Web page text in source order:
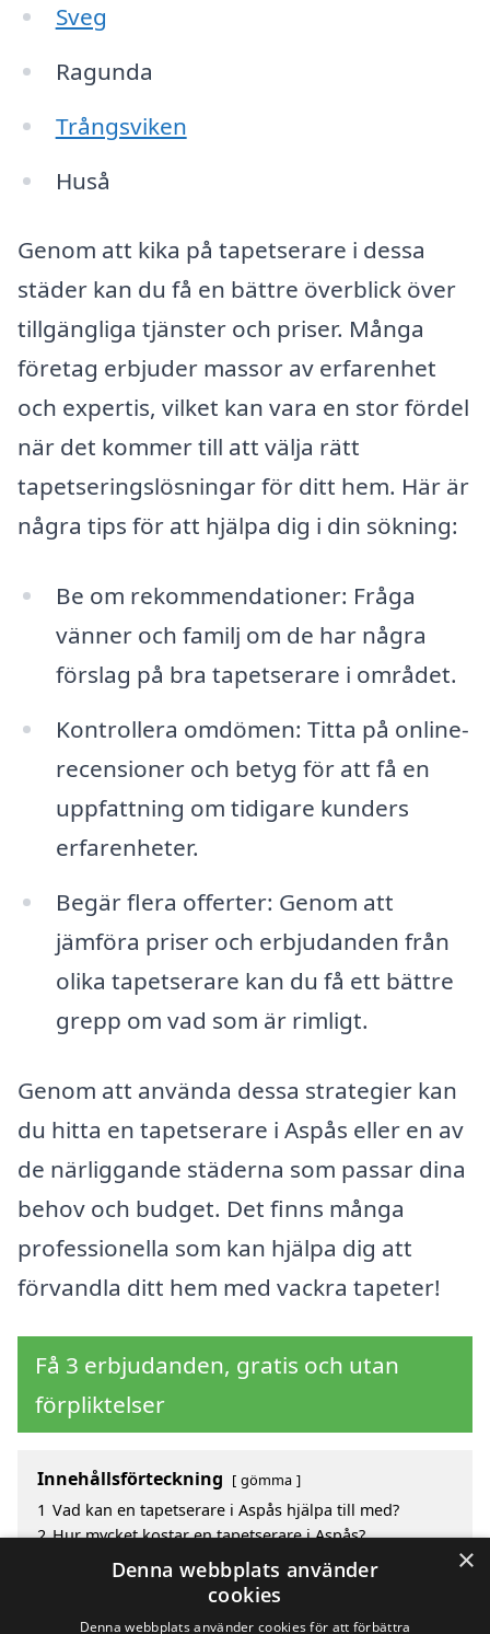
Sveg
Ragunda
Trångsviken
Huså
Genom att kika på tapetserare i dessa
städer kan du få en bättre överblick över
tillgängliga tjänster och priser. Många
företag erbjuder massor av erfarenhet
och expertis, vilket kan vara en stor fördel
när det kommer till att välja rätt
tapetseringslösningar för ditt hem. Här är
några tips för att hjälpa dig i din sökning:
Be om rekommendationer: Fråga
vänner och familj om de har några
förslag på bra tapetserare i området.
Kontrollera omdömen: Titta på online-
recensioner och betyg för att få en
uppfattning om tidigare kunders
erfarenheter.
Begär flera offerter: Genom att
jämföra priser och erbjudanden från
olika tapetserare kan du få ett bättre
grepp om vad som är rimligt.
Genom att använda dessa strategier kan
du hitta en tapetserare i Aspås eller en av
de närliggande städerna som passar dina
behov och budget. Det finns många
professionella som kan hjälpa dig att
förvandla ditt hem med vackra tapeter!
Få 3 erbjudanden, gratis och utan
förpliktelser
Innehållsförteckning gömma
1 Vad kan en tapetserare i Aspås hjälpa till med?
2 Hur mycket kostar en tapetserare i Aspås?
Fördelar med att välja tapetserare i Aspås
Sök efter en skicklig tapetserare i de omgivande
×
Denna webbplats använder
cookies
Denna webbplats använder cookies för att förbättra